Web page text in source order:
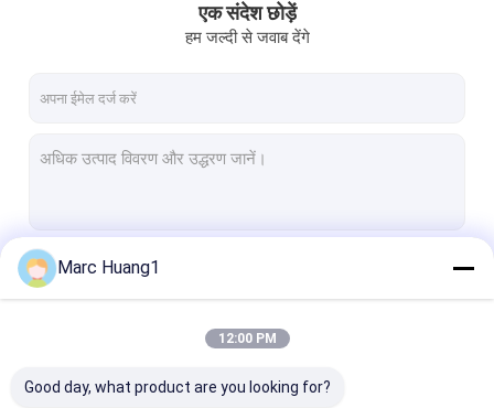
एक संदेश छोड़ें
हम जल्दी से जवाब देंगे
Marc Huang1
12:00 PM
Good day, what product are you looking for?